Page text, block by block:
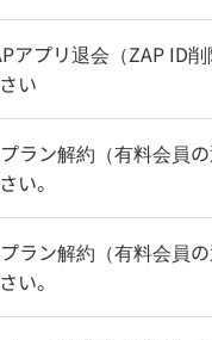
アプリ退会（ZAP ID
い
プラン解約（有料会員
い。
プラン解約（有料会員
い。